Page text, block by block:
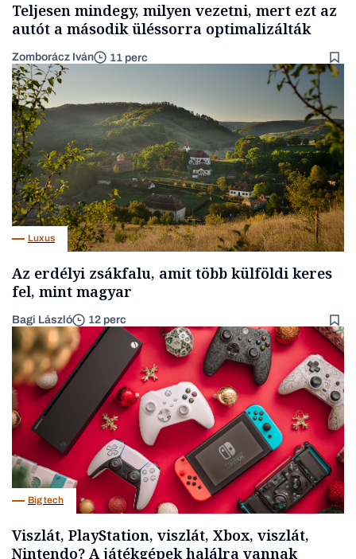
Teljesen mindegy, milyen vezetni, mert ezt az
autót a második üléssorra optimalizálták
Zomborácz Iván 11 perc
Luxus
Az erdélyi zsákfalu, amit több külföldi keres
fel, mint magyar
Bagi László 12 perc
Big tech
Viszlát, PlayStation, viszlát, Xbox, viszlát,
Nintendo? A játékgépek halálra vannak